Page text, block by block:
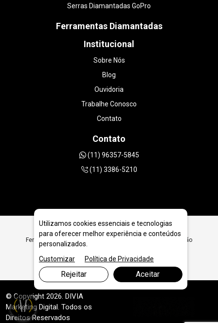
Serras Diamantadas GoPro
Ferramentas Diamantadas
Institucional
Sobre Nós
Blog
Ouvidoria
Trabalhe Conosco
Contato
Contato
(11) 96357-5845
(11) 3386-5210
Ferramentas Diamantadas para Geologia e Extração em João
© Copyright 2026. DIVIA
Marketing Digital. Todos os
Direitos Reservados
Utilizamos cookies essenciais e tecnologias
para oferecer melhor experiência e conteúdos
personalizados.
Customizar
Política de Privacidade
Rejeitar Aceitar